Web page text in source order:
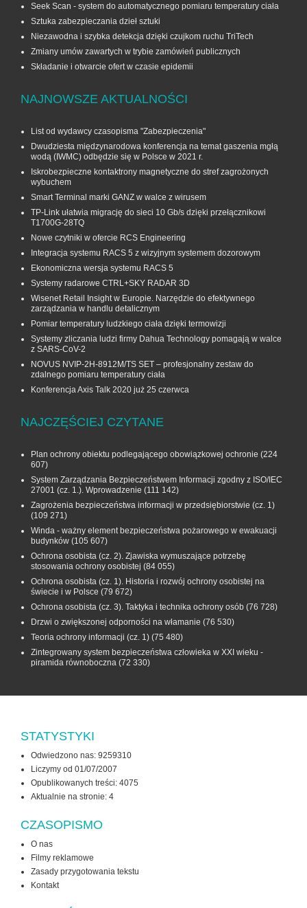
Seek Scan - system do automatycznego pomiaru temperatury ciała
Sztuka zabezpieczania dzieł sztuki
Niezawodna i szybka detekcja dzięki czujkom ruchu TriTech
Zmiany umów zawartych w trybie zamówień publicznych
Składanie i otwarcie ofert w czasie epidemii
NAJNOWSZE AKTUALNOŚCI
List od wydawcy czasopisma "Zabezpieczenia"
Dwudziesta międzynarodowa konferencja na temat gaszenia mgłą
wodą (IWMC) odbędzie się w Polsce w 2021 r.
Iskrobezpieczne kontaktrony magnetyczne do stref zagrożonych
wybuchem
Smart Terminal marki GANZ w walce z wirusem
TP-Link ułatwia migrację do sieci 10 Gb/s dzięki przełącznikowi
T1700G‑28TQ
Nowe czytniki w ofercie RCS Engineering
Integracja systemu RACS 5 z wizyjnym systemem dozorowym
Ekonomiczna wersja systemu RACS 5
Systemy radarowe CTRL+SKY RADAR 3D
Wisenet Retail Insight w Europie. Narzędzie do efektywnego
zarządzania w handlu detalicznym
Pomiar temperatury ludzkiego ciała dzięki termowizji
Systemy zliczania ludzi firmy Dahua Technology pomagają w walce
z SARS-CoV-2
NOVUS NVIP-2H-8912M/TS SET – profesjonalny zestaw do
zdalnego pomiaru temperatury ciała
Konferencja Axis Talk 2020 już 25 czerwca
NAJCZĘŚCIEJ CZYTANE
Plan ochrony obiektu podlegającego obowiązkowej ochronie (224
607)
System Zarządzania Bezpieczeństwem Informacji zgodny z ISO/IEC
27001 (cz. 1.). Wprowadzenie (111 142)
Zagrożenia bezpieczeństwa informacji w przedsiębiorstwie (cz. 1)
(109 271)
Winda - ważny element bezpieczeństwa pożarowego w ewakuacji
budynków (105 607)
Ochrona osobista (cz. 2). Zjawiska wymuszające potrzebę
stosowania ochrony osobistej (84 055)
Ochrona osobista (cz. 1). Historia i rozwój ochrony osobistej na
świecie i w Polsce (79 672)
Ochrona osobista (cz. 3). Taktyka i technika ochrony osób (76 728)
Drzwi o zwiększonej odporności na włamanie (76 530)
Teoria ochrony informacji (cz. 1) (75 480)
Zintegrowany system bezpieczeństwa człowieka w XXI wieku -
piramida równoboczna (72 330)
STATYSTYKI
Odwiedzono nas: 9259310
Liczymy od 01/07/2007
Opublikowanych treści: 4075
Aktualnie na stronie: 4
CZASOPISMO
O nas
Filmy reklamowe
Zasady przygotowania tekstu
Kontakt